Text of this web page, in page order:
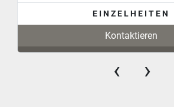
EINZELHEITEN
Kontaktieren
‹ ›